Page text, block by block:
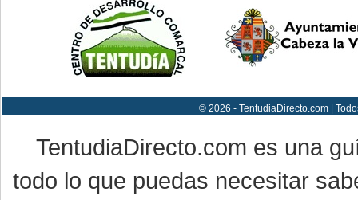
© 2026 - TentudiaDirecto.com |
TentudiaDirecto.com es una
todo lo que puedas necesitar